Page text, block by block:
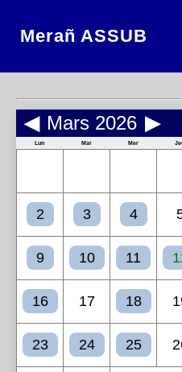
Merañ ASSUB
◀ Mars 2026 ▶
Lun Mar Mer
2 3 4
9 10 11
16 17 18
23 24 25